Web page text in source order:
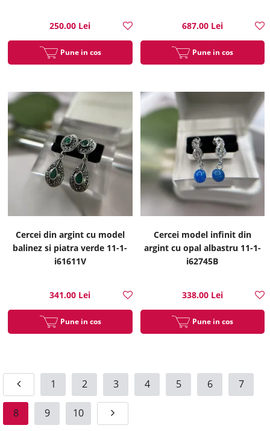
250.00 Lei
Pune in cos
687.00 Lei
Pune in cos
Cercei din argint cu model
balinez si piatra verde 11-1-
i61611V
341.00 Lei
Pune in cos
Cercei model infinit din
argint cu opal albastru 11-1-
i62745B
338.00 Lei
Pune in cos
1 2 3 4 5 6 7
8 9 10